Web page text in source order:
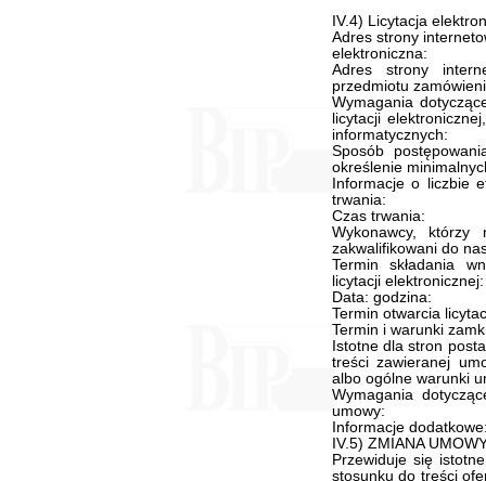
IV.4) Licytacja
Adres strony
elektroniczna:
Adres strony
przedmiotu
Wymagania
licytacji
informatycznych:
Sposób
określenie
Informacje o liczbie
trwania:
Czas trwania:
Wykonawcy, którzy
zakwalifikowani do
Termin składania
licytacji elektronicznej:
Data: godzina:
Termin otwarcia
Termin i warunki
Istotne dla stron
treści zawieranej
albo ogólne warunki
Wymagania
umowy:
Informacje
IV.5) ZMIANA
Przewiduje się
stosunku do treści